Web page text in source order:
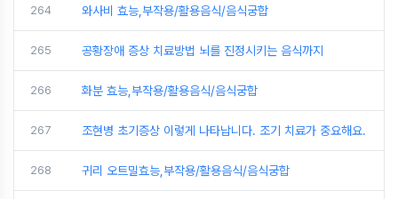
264 와사비 효능,부작용/활용음식/음식궁합
265 공황장애 증상 치료방법 뇌를 진정시키는 음식까지
266 화분 효능,부작용/활용음식/음식궁합
267 조현병 초기증상 이렇게 나타납니다. 조기 치료가 중요해요.
268 귀리 오트밀효능,부작용/활용음식/음식궁합